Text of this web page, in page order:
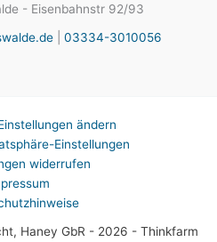
- Eisenbahnstr 92/93
03334-3010056
ändern
Einstellungen
widerrufen
Haney GbR - 2026 - Thinkfarm